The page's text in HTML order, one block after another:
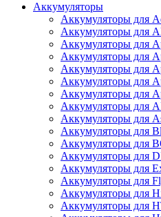
Аккумуляторы
Аккумуляторы для
Аккумуляторы для
Аккумуляторы для
Аккумуляторы для
Аккумуляторы для
Аккумуляторы для
Аккумуляторы для
Аккумуляторы для
Аккумуляторы для
Аккумуляторы для
Аккумуляторы для
Аккумуляторы для
Аккумуляторы для
Аккумуляторы для
Аккумуляторы для
Аккумуляторы для